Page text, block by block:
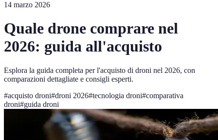
14 marzo 2026
Quale drone comprare nel
2026: guida all'acquisto
Esplora la guida completa per l'acquisto di droni nel 2026, con
comparazioni dettagliate e consigli esperti.
#acquisto droni#droni 2026#tecnologia droni#comparativa
droni#guida droni